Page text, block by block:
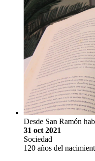
Desde San Ramón
31 oct 2021
Sociedad
120 años del